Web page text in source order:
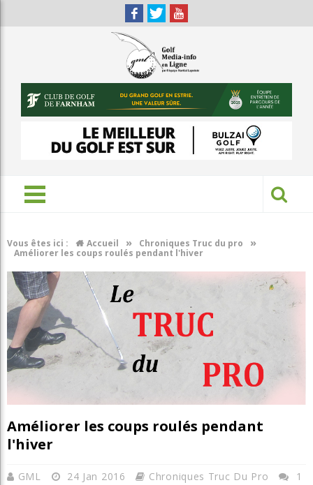
Vous êtes ici : Accueil » Chroniques Truc du pro »
Améliorer les coups roulés pendant l'hiver
Améliorer les coups roulés pendant
l'hiver
GML 24 Jan 2016 Chroniques Truc Du Pro
1